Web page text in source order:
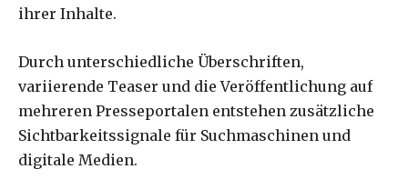
ihrer Inhalte.
Durch unterschiedliche Überschriften,
variierende Teaser und die Veröffentlichung auf
mehreren Presseportalen entstehen zusätzliche
Sichtbarkeitssignale für Suchmaschinen und
digitale Medien.